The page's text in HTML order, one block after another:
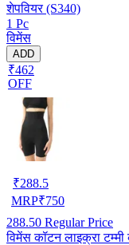
शेपवियर (S340)
1 Pc
विमेंस
ADD
₹462
OFF
₹288.5
MRP₹750
288.50 Regular Price
विमेंस कॉटन लाइक्रा